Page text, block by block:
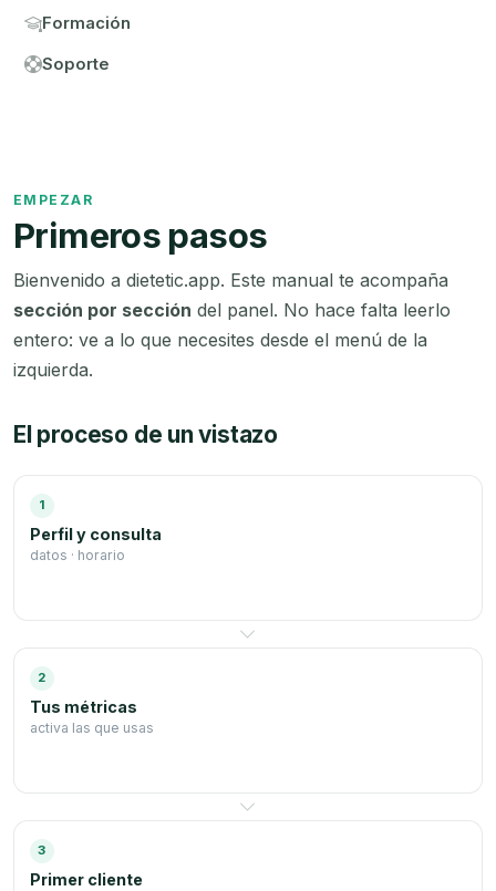
Formación
Soporte
EMPEZAR
Primeros pasos
Bienvenido a dietetic.app. Este manual te acompaña
sección por sección del panel. No hace falta leerlo
entero: ve a lo que necesites desde el menú de la
izquierda.
El proceso de un vistazo
1
Perfil y consulta
datos · horario
2
Tus métricas
activa las que usas
3
Primer cliente